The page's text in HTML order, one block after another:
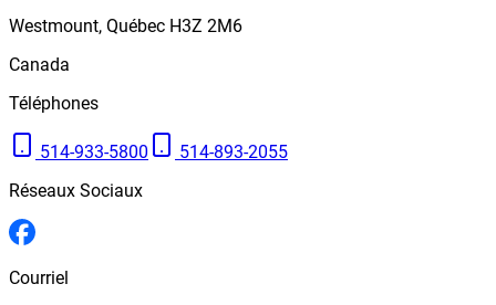
Westmount, Québec H3Z 2M6
Canada
Téléphones
514-933-5800
514-893-2055
Réseaux Sociaux
Courriel